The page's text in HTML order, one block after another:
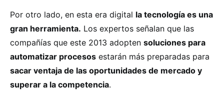
Por otro lado, en esta era digital la tecnología es una
gran herramienta. Los expertos señalan que las
compañías que este 2013 adopten soluciones para
automatizar procesos estarán más preparadas para
sacar ventaja de las oportunidades de mercado y
superar a la competencia.